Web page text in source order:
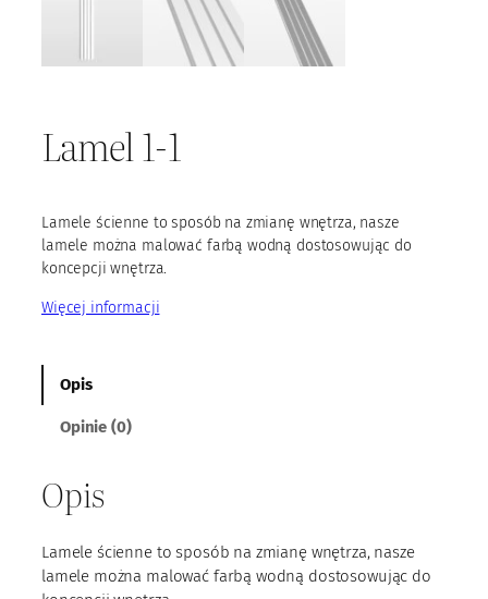
Lamel 1-1
Lamele ścienne to sposób na zmianę wnętrza, nasze
lamele można malować farbą wodną dostosowując do
koncepcji wnętrza.
Więcej informacji
Opis
Opinie (0)
Opis
Lamele ścienne to sposób na zmianę wnętrza, nasze
lamele można malować farbą wodną dostosowując do